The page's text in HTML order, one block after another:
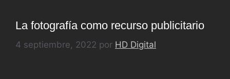
La fotografía como recurso publicitario
4 septiembre, 2022 por HD Digital